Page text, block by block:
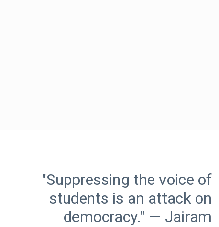
"Suppressing the voice of
students is an attack on
democracy." — Jairam